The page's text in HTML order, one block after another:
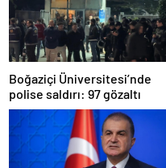
Boğaziçi Üniversitesi’nde
polise saldırı: 97 gözaltı